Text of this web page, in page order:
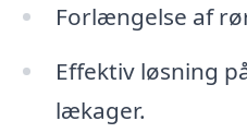
Forlængelse af
Effektiv løsning
lækager.